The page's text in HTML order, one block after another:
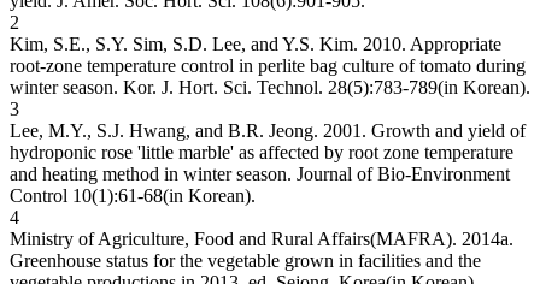
2
Kim, S.E., S.Y. Sim, S.D. Lee, and Y.S. Kim. 2010. Appropriate
root-zone temperature control in perlite bag culture of tomato during
winter season. Kor. J. Hort. Sci. Technol. 28(5):783-789(in Korean).
3
Lee, M.Y., S.J. Hwang, and B.R. Jeong. 2001. Growth and yield of
hydroponic rose 'little marble' as affected by root zone temperature
and heating method in winter season. Journal of Bio-Environment
Control 10(1):61-68(in Korean).
4
Ministry of Agriculture, Food and Rural Affairs(MAFRA). 2014a.
Greenhouse status for the vegetable grown in facilities and the